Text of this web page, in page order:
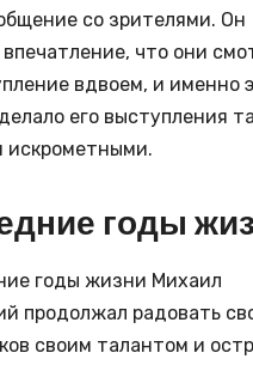
со зрителями. Он
что они
вдвоем, и именно
его выступления
годы
годы жизни Михаил
продолжал радовать
своим талантом и